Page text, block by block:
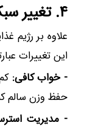
۴. تغییر سبک زندگی
علاوه بر رژیم
این تغییرات
- خواب کافی:
حفظ وزن سالم
- مدیریت